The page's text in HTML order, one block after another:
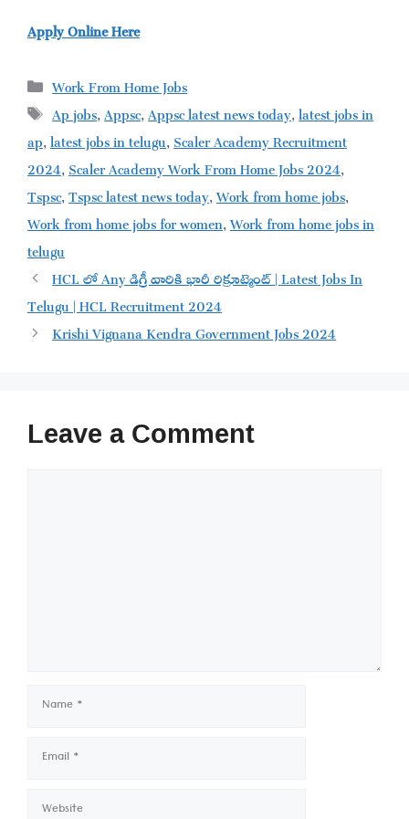
Apply Online Here
Categories
Work From Home Jobs
Tags
Ap jobs,Appsc,Appsc latest news today,latest jobs in
ap,latest jobs in telugu,Scaler Academy Recruitment
2024,Scaler Academy Work From Home Jobs 2024,
Tspsc,Tspsc latest news today,Work from home jobs,
Work from home jobs for women,Work from home jobs in
telugu
HCL లో Any డిగ్రీ వారికి భారీ రిక్రూట్మెంట్ | Latest Jobs In
Telugu | HCL Recruitment 2024
Krishi Vignana Kendra Government Jobs 2024
Leave a Comment
Name
Email
Website